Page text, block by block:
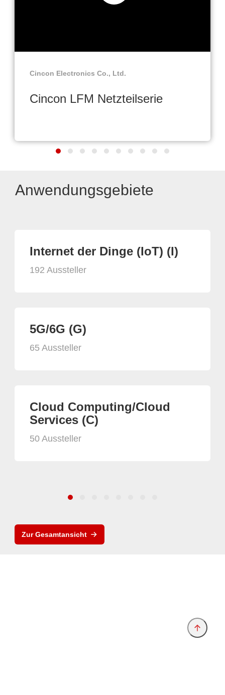
Cincon Electronics Co., Ltd.
Cincon LFM Netzteilserie
Anwendungsgebiete
Internet der Dinge (IoT) (I)
192 Aussteller
5G/6G (G)
65 Aussteller
Cloud Computing/Cloud
Services (C)
50 Aussteller
Zur Gesamtansicht